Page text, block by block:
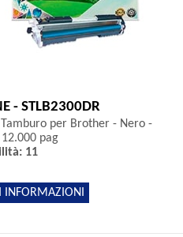
- STLB2300DR
per Brother - Nero -
12.000 pag
11
INFORMAZIONI